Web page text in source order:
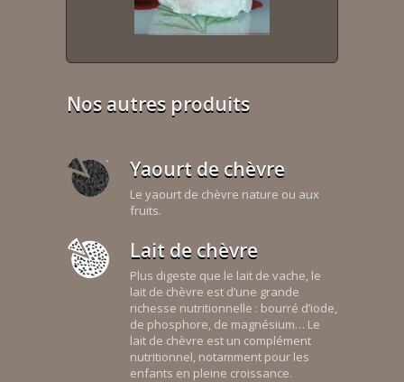
Nos autres produits
Yaourt de chèvre
Le yaourt de chèvre nature ou aux
fruits.
Lait de chèvre
Plus digeste que le lait de vache, le
lait de chèvre est d’une grande
richesse nutritionnelle : bourré d’iode,
de phosphore, de magnésium… Le
lait de chèvre est un complément
nutritionnel, notamment pour les
enfants en pleine croissance.